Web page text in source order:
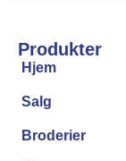
Produkter
Hjem
Salg
Broderier